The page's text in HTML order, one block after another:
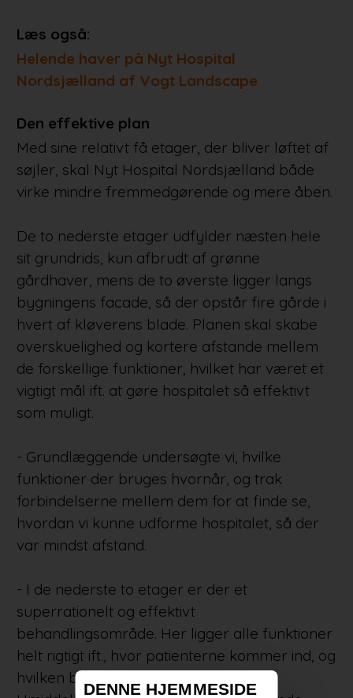
Læs også:
Helende haver på Nyt Hospital
Nordsjælland af Vogt Landscape
Den effektive plan
Med sine relativt få etager, der bliver løftet af
søjler, skal Nyt Hospital Nordsjælland både
virke mindre fremmedgørende og mere åben.
De to nederste etager udfylder næsten hele
sit grundrids, kun afbrudt af grønne
gårdhaver, mens de to øverste ligger langs
bygningens facade, så der opstår fire gårde i
hvert af kløverens blade. Planen skal skabe
overskuelighed og kortere afstande mellem
de forskellige funktioner, hvilket har været et
vigtigt mål ift. at gøre hospitalet så effektivt
som muligt.
- Grundlæggende undersøgte vi, hvilke
funktioner der bruges hvornår, og trak
forbindelserne mellem dem for at finde se,
hvordan vi kunne udforme hospitalet, så der
var mindst afstand.
- I de nederste to etager er der et
superrationelt og effektivt
behandlingsområde. Her ligger alle funktioner
helt rigtigt ift., hvor patienterne kommer ind, og
hvilken behandling de skal modtage.
DENNE HJEMMESIDE